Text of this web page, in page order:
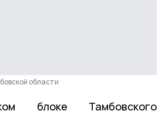
области
блоке Тамбовского